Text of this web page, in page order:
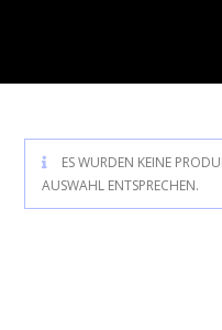
ES WURDEN KEINE
AUSWAHL ENTSPRECHEN.